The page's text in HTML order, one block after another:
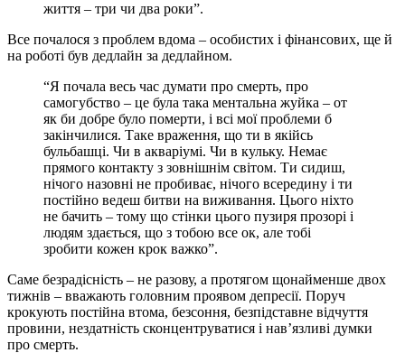
життя – три чи два роки”.
Все почалося з проблем вдома – особистих і фінансових, ще й
на роботі був дедлайн за дедлайном.
“Я почала весь час думати про смерть, про
самогубство – це була така ментальна жуйка – от
як би добре було померти, і всі мої проблеми б
закінчилися. Таке враження, що ти в якійсь
бульбашці. Чи в акваріумі. Чи в кульку. Немає
прямого контакту з зовнішнім світом. Ти сидиш,
нічого назовні не пробиває, нічого всередину і ти
постійно ведеш битви на виживання. Цього ніхто
не бачить – тому що стінки цього пузиря прозорі і
людям здається, що з тобою все ок, але тобі
зробити кожен крок важко”.
Саме безрадісність – не разову, а протягом щонайменше двох
тижнів – вважають головним проявом депресії. Поруч
крокують постійна втома, безсоння, безпідставне відчуття
провини, нездатність сконцентруватися і нав’язливі думки
про смерть.